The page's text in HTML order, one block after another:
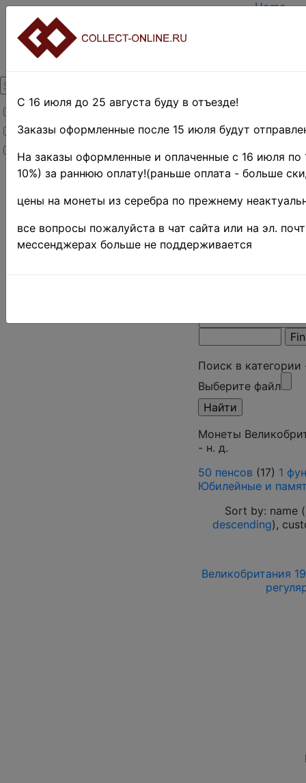
Товары со скидкой
Товары в наличии
Новинки
Home
TERMS
Home»
Coins»
Иностранные
монеты»
Europe» Great
Поиск в
Выберите файл
Монеты
- н. д.
50 пенсов (17) 1
Юбилейные и
Sort by: name (
descending),
Великобритания
С 16 июля до 25 августа буду в отъезде!
Заказы оформленные после 15 июля будут
На заказы оформленные и оплаченные с 16 июля по
10%) за раннюю оплату!(раньше оплата - больше
цены на монеты из серебра по прежнему
все вопросы пожалуйста в чат сайта или на эл.
мессенджерах больше не поддерживается